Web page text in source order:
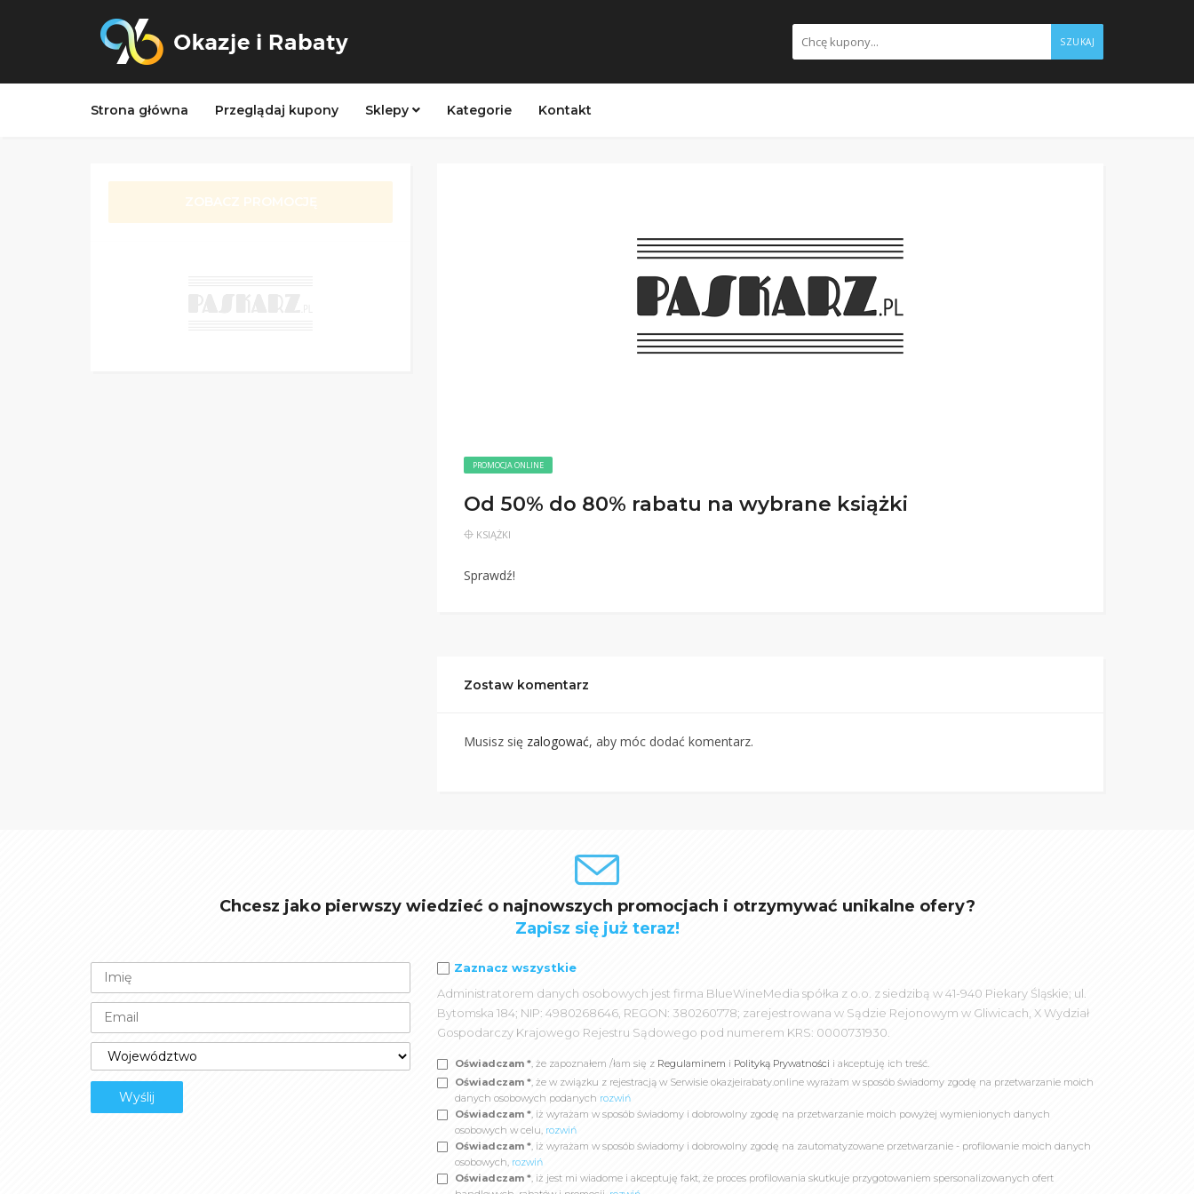
SZUKAJ
Strona główna Przeglądaj kupony Sklepy Kategorie Kontakt
ZOBACZ PROMOCJĘ
PROMOCJA ONLINE
Od 50% do 80% rabatu na wybrane książki
KSIĄŻKI
Sprawdź!
Zostaw komentarz
Musisz się zalogować, aby móc dodać komentarz.
Chcesz jako pierwszy wiedzieć o najnowszych promocjach i otrzymywać unikalne ofery?
Zapisz się już teraz!
Zaznacz wszystkie
Administratorem danych osobowych jest firma BlueWineMedia spółka z o.o. z siedzibą w 41-940 Piekary Śląskie; ul.
Bytomska 184; NIP: 4980268646, REGON: 380260778; zarejestrowana w Sądzie Rejonowym w Gliwicach, X Wydział
Gospodarczy Krajowego Rejestru Sądowego pod numerem KRS: 0000731930.
Oświadczam *, że zapoznałem /łam się z Regulaminem i Polityką Prywatności i akceptuję ich treść.
Oświadczam *, że w związku z rejestracją w Serwisie okazjeirabaty.online wyrażam w sposób świadomy zgodę na przetwarzanie moich
danych osobowych podanych rozwiń
Oświadczam *, iż wyrażam w sposób świadomy i dobrowolny zgodę na przetwarzanie moich powyżej wymienionych danych
osobowych w celu, rozwiń
Oświadczam *, iż wyrażam w sposób świadomy i dobrowolny zgodę na zautomatyzowane przetwarzanie - profilowanie moich danych
osobowych, rozwiń
Oświadczam *, iż jest mi wiadome i akceptuję fakt, że proces profilowania skutkuje przygotowaniem spersonalizowanych ofert